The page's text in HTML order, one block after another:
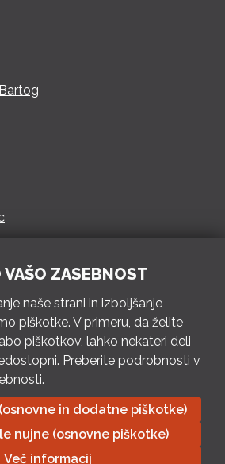
SOB 8 – 12 h
ID: SI79128718 | IBAN: SI56 1010 0003
Sanpaolo d.d.| Predsednik Uprave:
Nadzornega odbora: Ilija Tokić |
ZASEBNOST
naše strani in izboljšanje
piškotke. V primeru, da želite
piškotkov, lahko nekateri deli
Preberite podrobnosti v
in dodatne piškotke)
nujne (osnovne piškotke)
Več informacij